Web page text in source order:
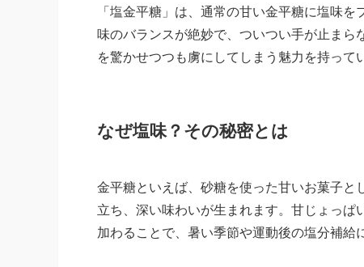
「塩金平糖」は、通常の甘い金平糖に塩味
味のバランスが絶妙で、ついつい手が止まら
を驚かせつつも虜にしてしまう魅力を持って
なぜ塩味？その秘密とは
金平糖といえば、砂糖を使った甘いお菓子
立ち、深い味わいが生まれます。甘じょっ
加わることで、暑い季節や運動後の塩分補給